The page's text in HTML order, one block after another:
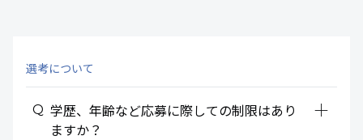
選考について
学歴、年齢など応募に際しての制限はあり
ますか？
add_2